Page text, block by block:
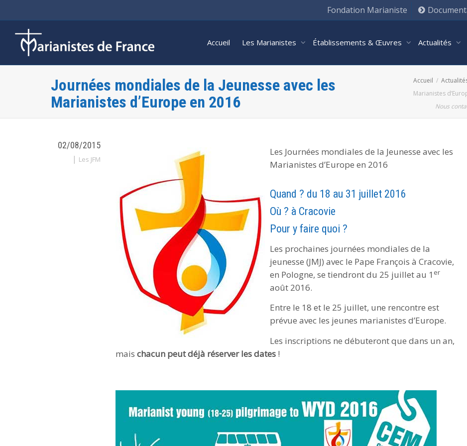
Fondation Marianiste
Accueil Les Marianistes Établissements & Œuvres Actualités
Journées mondiales de la Jeunesse avec les
Marianistes d’Europe en 2016
Accueil
Marianistes
Nous
02/08/2015
| Les JFM
Les Journées mondiales de la Jeunesse avec les
Marianistes d’Europe en 2016
Quand ? du 18 au 31 juillet 2016
Où ? à Cracovie
Pour y faire quoi ?
Les prochaines journées mondiales de la
jeunesse (JMJ) avec le Pape François à Cracovie,
en Pologne, se tiendront du 25 juillet au 1 er
août 2016.
Entre le 18 et le 25 juillet, une rencontre est
prévue avec les jeunes marianistes d’Europe.
Les inscriptions ne débuteront que dans un an,
mais chacun peut déjà réserver les dates !